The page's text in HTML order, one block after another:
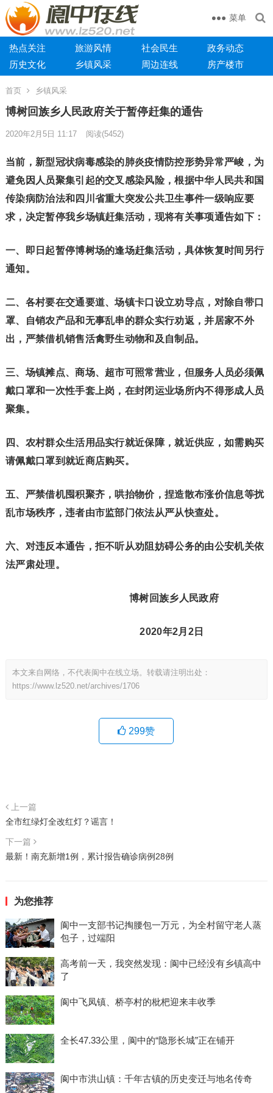
菜单
热点关注 旅游风情 社会民生
政务动态
历史文化
乡镇风采 周边连线 房产楼市
首页 乡镇风采
博树回族乡人民政府关于暂停赶集的通告
2020年2月5日 11:17 阅读(5452)
当前，新型冠状病毒感染的肺炎疫情防控形势异常严峻，为
避免因人员聚集引起的交叉感染风险，根据中华人民共和国
传染病防治法和四川省重大突发公共卫生事件一级响应要
求，决定暂停我乡场镇赶集活动，现将有关事项通告如下：
一、
即日起暂停博树场的逢场赶集活动，具体恢复时间另行
通知。
二、 各村要在交通要道、场镇卡口设立劝导点，对除自带口
罩、自销农产品和无事乱串的群众实行劝返，并居家不外
出，严禁借机销售活禽野生动物和及自制品。
三、 场镇摊点、商场、超市可照常营业，但服务人员必须佩
戴口罩和一次性手套上岗，在封闭运业场所内不得形成人员
聚集。
四、 农村群众生活用品实行就近保障，就近供应，如需购买
请佩戴口罩到就近商店购买。
五、 严禁借机囤积聚齐，哄抬物价，捏造散布涨价信息等扰
乱市场秩序，违者由市监部门依法从严从快查处。
六、 对违反本通告，拒不听从劝阻妨碍公务的由公安机关依
法严肃处理。
博树回族乡人民政府
2020年2月2日
本文来自网络，不代表阆中在线立场。转载请注明出处：
https://www.lz520.net/archives/1706
299赞
上一篇
全市红绿灯全改红灯？谣言！
下一篇
最新！南充新增1例，累计报告确诊病例28例
为您推荐
阆中一支部书记掏腰包一万元，为全村留守老人蒸
包子，过端阳
高考前一天，我突然发现：阆中已经没有乡镇高中
了
阆中飞凤镇、桥亭村的枇杷迎来丰收季
全长47.33公里，阆中的“隐形长城”正在铺开
阆中市洪山镇：千年古镇的历史变迁与地名传奇